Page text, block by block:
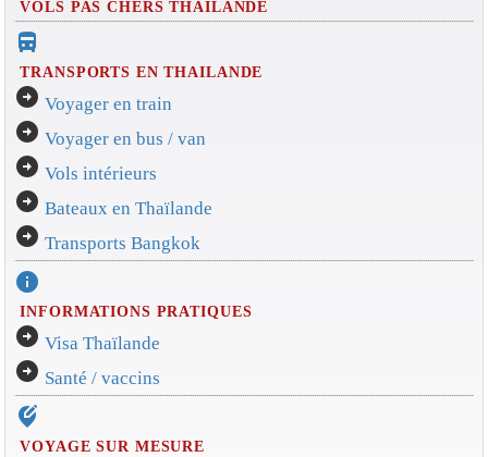
VOLS PAS CHERS THAILANDE
directions_bus_filled
TRANSPORTS EN THAILANDE
arrow_circle_right Voyager en train
arrow_circle_right Voyager en bus / van
arrow_circle_right Vols intérieurs
arrow_circle_right Bateaux en Thaïlande
arrow_circle_right Transports Bangkok
info
INFORMATIONS PRATIQUES
arrow_circle_right Visa Thaïlande
arrow_circle_right Santé / vaccins
edit_location_alt
VOYAGE SUR MESURE